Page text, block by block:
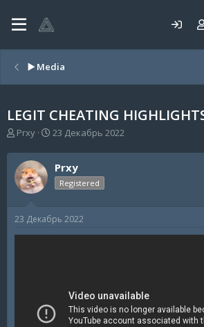
▶️ Media
LEGIT CHEATING
А
т
о
р
м
ы
Prxy
Д
т
а
а
л
23 Декабрь 2022
Prxy
Registered
23 Декабрь 2022